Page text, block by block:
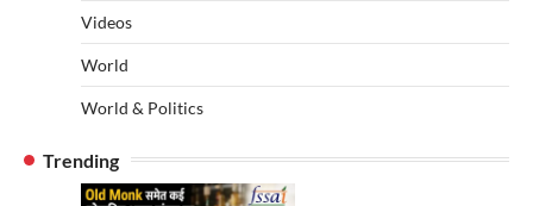
Videos
World
World & Politics
Trending